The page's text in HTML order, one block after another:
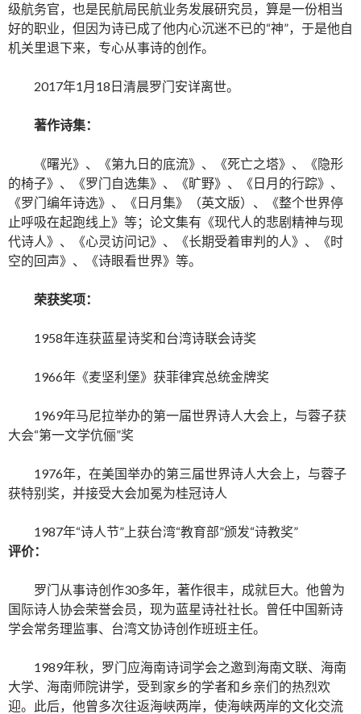
级航务官，也是民航局民航业务发展研究员，算是一份相当
好的职业，但因为诗已成了他内心沉迷不已的“神”，于是他自
机关里退下来，专心从事诗的创作。
2017年1月18日清晨罗门安详离世。
著作诗集：
《曙光》、《第九日的底流》、《死亡之塔》、《隐形
的椅子》、《罗门自选集》、《旷野》、《日月的行踪》、
《罗门编年诗选》、《日月集》（英文版）、《整个世界停
止呼吸在起跑线上》等；论文集有《现代人的悲剧精神与现
代诗人》、《心灵访问记》、《长期受着审判的人》、《时
空的回声》、《诗眼看世界》等。
荣获奖项：
1958年连获蓝星诗奖和台湾诗联会诗奖
1966年《麦坚利堡》获菲律宾总统金牌奖
1969年马尼拉举办的第一届世界诗人大会上，与蓉子获
大会“第一文学伉俪”奖
1976年，在美国举办的第三届世界诗人大会上，与蓉子
获特别奖，并接受大会加冕为桂冠诗人
1987年“诗人节”上获台湾“教育部”颁发“诗教奖”
评价：
罗门从事诗创作30多年，著作很丰，成就巨大。他曾为
国际诗人协会荣誉会员，现为蓝星诗社社长。曾任中国新诗
学会常务理监事、台湾文协诗创作班班主任。
1989年秋，罗门应海南诗词学会之邀到海南文联、海南
大学、海南师院讲学，受到家乡的学者和乡亲们的热烈欢
迎。此后，他曾多次往返海峡两岸，使海峡两岸的文化交流